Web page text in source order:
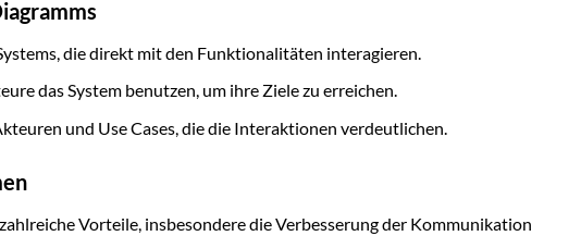
die direkt mit den Funktionalitäten interagieren.
das System benutzen, um ihre Ziele zu erreichen.
und Use Cases, die die Interaktionen verdeutlichen.
Vorteile, insbesondere die Verbesserung der Kommunikation